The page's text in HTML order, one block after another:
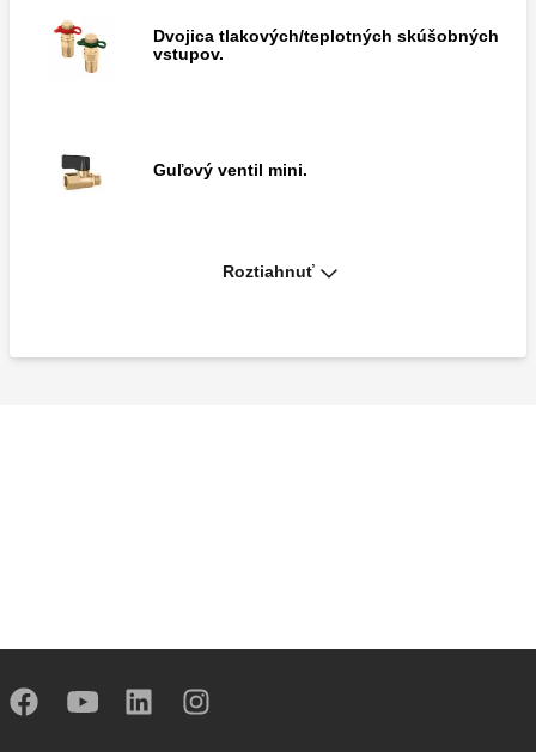
Dvojica tlakových/teplotných skúšobných
vstupov.
Guľový ventil mini.
Vypúšťací kohútik s pripojením na hadicu
Roztiahnuť